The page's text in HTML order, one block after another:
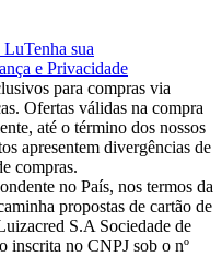
LuTenha sua
e Privacidade
para compras via
Ofertas válidas na compra
até o término dos nossos
apresentem divergências de
compras.
no País, nos termos da
propostas de cartão de
S.A Sociedade de
inscrita no CNPJ sob o nº